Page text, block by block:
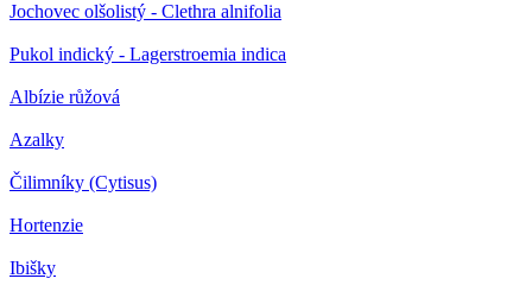
Jochovec olšolistý - Clethra alnifolia
Pukol indický - Lagerstroemia indica
Albízie růžová
Azalky
Čilimníky (Cytisus)
Hortenzie
Ibišky